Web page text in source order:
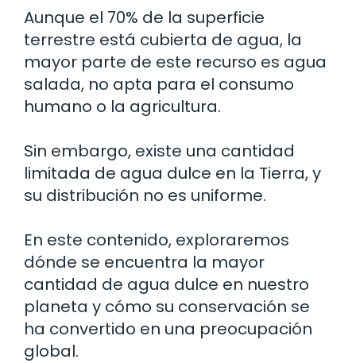
Aunque el 70% de la superficie
terrestre está cubierta de agua, la
mayor parte de este recurso es agua
salada, no apta para el consumo
humano o la agricultura.
Sin embargo, existe una cantidad
limitada de agua dulce en la Tierra, y
su distribución no es uniforme.
En este contenido, exploraremos
dónde se encuentra la mayor
cantidad de agua dulce en nuestro
planeta y cómo su conservación se
ha convertido en una preocupación
global.